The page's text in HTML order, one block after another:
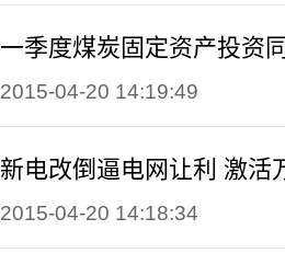
一季度煤炭固定资产投资
2015-04-20 14:19:49
新电改倒逼电网让利 激活
2015-04-20 14:18:34